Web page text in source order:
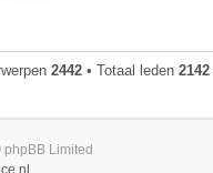
2442 • Totaal leden 2142
Limited